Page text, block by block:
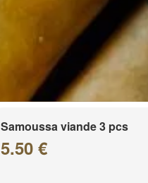
Samoussa viande 3 pcs
5.50 €